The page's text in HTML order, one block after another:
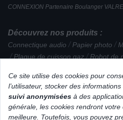
Ce site utilise des cookies pour
l’utilisateur, stocker des
suivi anonymisées à des
générale, les cookies rendront
meilleure. Toutefois, vous pouvez
CONNEXION Partenaire Boulanger
Découvrez nos produits :
Connectique audio / Papier photo /
/ Plaque de cuisson gaz / Robot de
Réfrigérateur 2 portes / Cave à vin
Nettoyeur haute pression
Déshydrateur Casque filaire Arceau
Téléphone avec répondeur /